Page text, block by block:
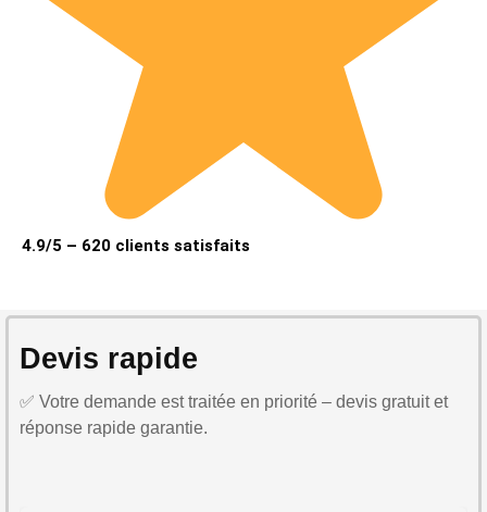
4.9/5 – 620 clients satisfaits
Devis rapide
✅ Votre demande est traitée en priorité – devis gratuit et
réponse rapide garantie.